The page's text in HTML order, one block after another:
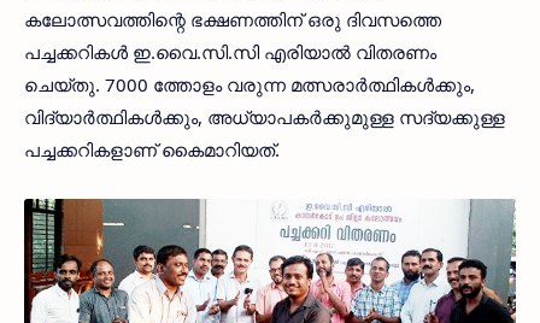
കലോത്സവത്തിന്റെ ഭക്ഷണത്തിന് ഒരു ദിവസത്തെ
പച്ചക്കറികള്‍ ഇ.വൈ.സി.സി എരിയാല്‍ വിതരണം
ചെയ്തു. 7000 ത്തോളം വരുന്ന മത്സരാര്‍ത്ഥികള്‍ക്കും,
വിദ്യാര്‍ത്ഥികള്‍ക്കും, അധ്യാപകര്‍ക്കുമുള്ള സദ്യക്കുള്ള
പച്ചക്കറികളാണ് കൈമാറിയത്.